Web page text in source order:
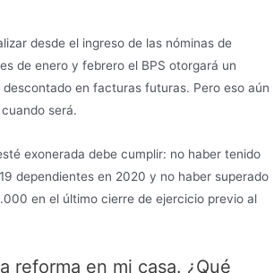
desde el ingreso de las nóminas de
de enero y febrero el BPS otorgará un
en facturas futuras. Pero eso aún
será.
exonerada debe cumplir: no haber tenido
dependientes en 2020 y no haber superado
en el último cierre de ejercicio previo al
reforma en mi casa. ¿Qué